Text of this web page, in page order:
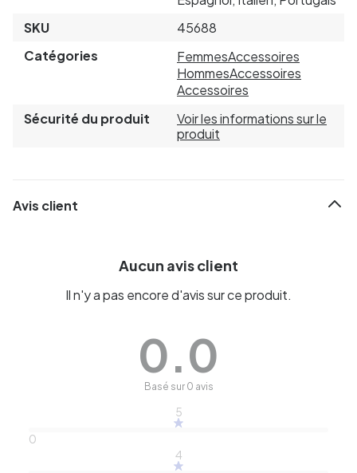
SKU
45688
Catégories
FemmesAccessoires
HommesAccessoires
Accessoires
Sécurité du produit
Voir les informations sur le
produit
Avis client
Aucun avis client
Il n'y a pas encore d'avis sur ce produit.
0.0
Basé sur 0 avis
5
0
4